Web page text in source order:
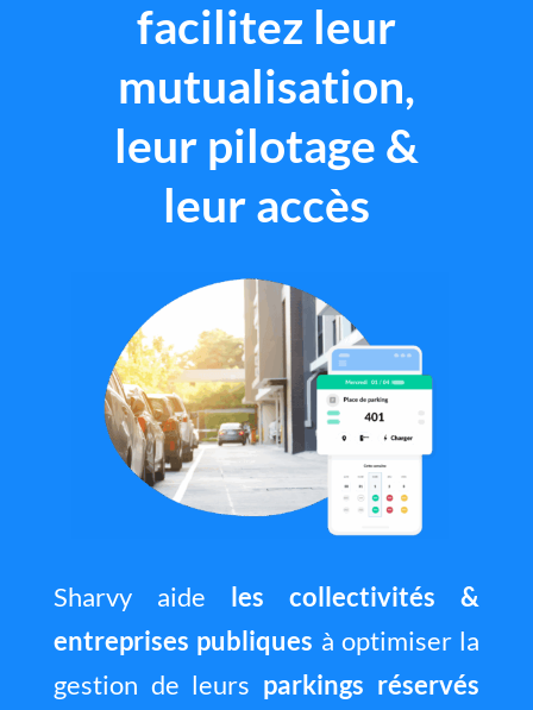
facilitez leur
mutualisation,
leur pilotage &
leur accès
Sharvy aide les collectivités &
entreprises publiques à optimiser la
gestion de leurs parkings réservés